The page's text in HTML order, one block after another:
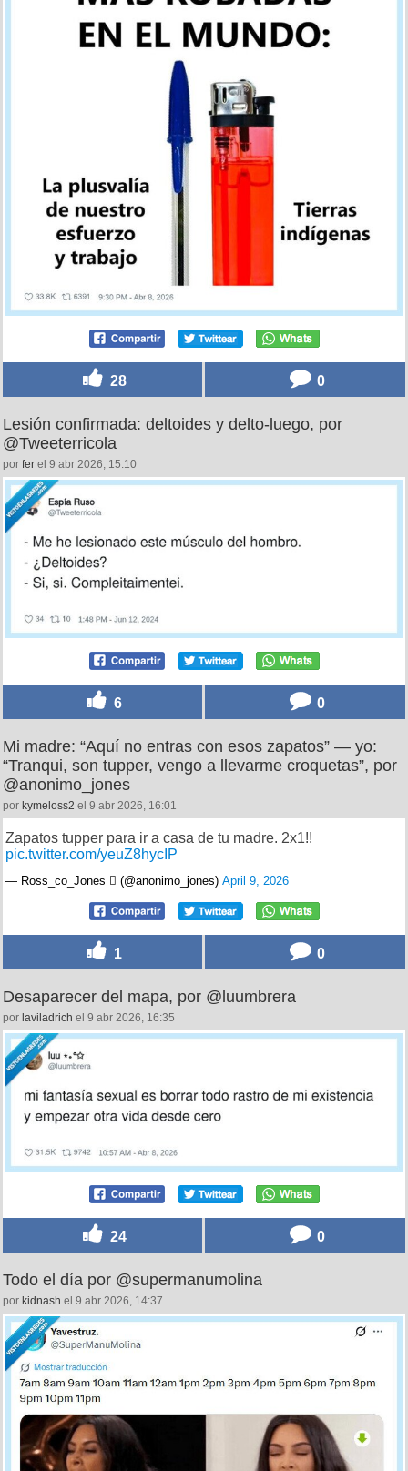
28 0
Lesión confirmada: deltoides y delto-luego, por
@Tweeterricola
por fer el 9 abr 2026, 15:10
6 0
Mi madre: “Aquí no entras con esos zapatos” — yo:
“Tranqui, son tupper, vengo a llevarme croquetas”, por
@anonimo_jones
por kymeloss2 el 9 abr 2026, 16:01
Zapatos tupper para ir a casa de tu madre. 2x1!!
pic.twitter.com/yeuZ8hycIP
— Ross_co_Jones  (@anonimo_jones) April 9, 2026
1 0
Desaparecer del mapa, por @luumbrera
por laviladrich el 9 abr 2026, 16:35
24 0
Todo el día por @supermanumolina
por kidnash el 9 abr 2026, 14:37